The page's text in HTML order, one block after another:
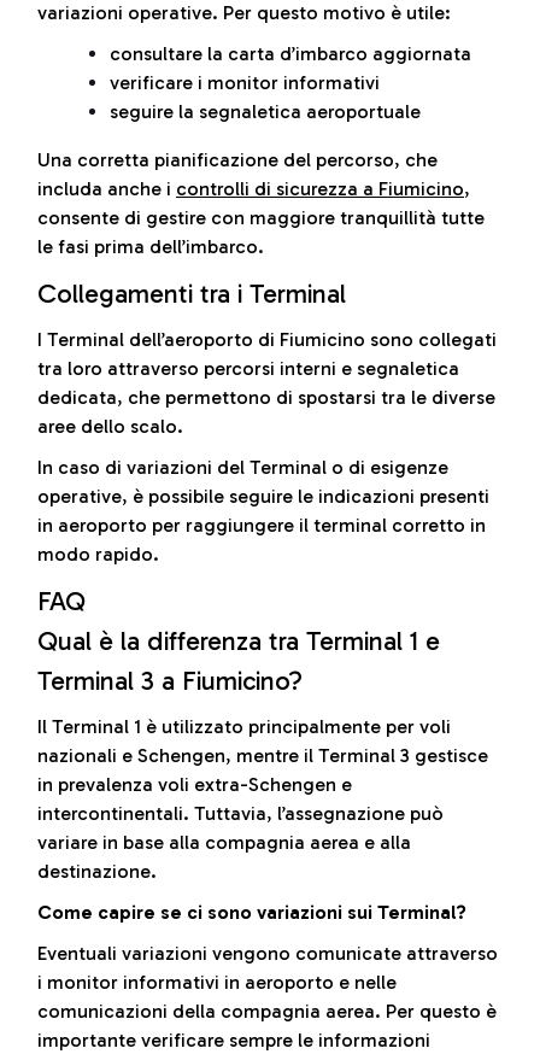
variazioni operative. Per questo motivo è utile:
consultare la carta d’imbarco aggiornata
verificare i monitor informativi
seguire la segnaletica aeroportuale
Una corretta pianificazione del percorso, che
includa anche i controlli di sicurezza a Fiumicino,
consente di gestire con maggiore tranquillità tutte
le fasi prima dell’imbarco.
Collegamenti tra i Terminal
I Terminal dell’aeroporto di Fiumicino sono collegati
tra loro attraverso percorsi interni e segnaletica
dedicata, che permettono di spostarsi tra le diverse
aree dello scalo.
In caso di variazioni del Terminal o di esigenze
operative, è possibile seguire le indicazioni presenti
in aeroporto per raggiungere il terminal corretto in
modo rapido.
FAQ
Qual è la differenza tra Terminal 1 e
Terminal 3 a Fiumicino?
Il Terminal 1 è utilizzato principalmente per voli
nazionali e Schengen, mentre il Terminal 3 gestisce
in prevalenza voli extra-Schengen e
intercontinentali. Tuttavia, l’assegnazione può
variare in base alla compagnia aerea e alla
destinazione.
Come capire se ci sono variazioni sui Terminal?
Eventuali variazioni vengono comunicate attraverso
i monitor informativi in aeroporto e nelle
comunicazioni della compagnia aerea. Per questo è
importante verificare sempre le informazioni